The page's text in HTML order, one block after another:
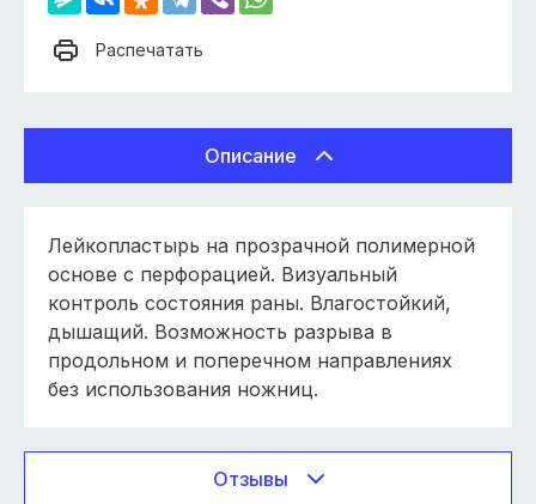
Распечатать
Описание
Лейкопластырь на прозрачной полимерной
основе с перфорацией. Визуальный
контроль состояния раны. Влагостойкий,
дышащий. Возможность разрыва в
продольном и поперечном направлениях
без использования ножниц.
Отзывы